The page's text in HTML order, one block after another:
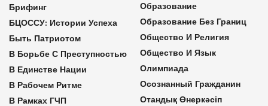
Брифинг
БЦОССУ: Истории Успеха
Быть Патриотом
В Борьбе С Преступностью
В Единстве Нации
В Рабочем Ритме
В Рамках ГЧП
Образование
Образование Без Границ
Общество И Религия
Общество И Язык
Олимпиада
Осознанный Гражданин
Отандық Өнеркәсіп